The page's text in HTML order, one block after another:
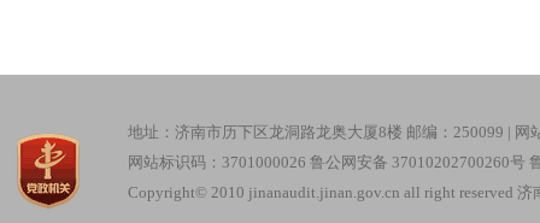
地址：济南市历下区龙洞路龙奥大厦8楼 邮编：250099 | 网
网站标识码：3701000026 鲁公网安备 37010202700260号
Copyright© 2010 jinanaudit.jinan.gov.cn all right reserved